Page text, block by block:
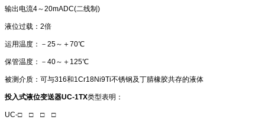
输出电流4～20mADC(二线制)
液位过载：2倍
运用温度：－25～＋70℃
保管温度：－40～＋125℃
被测介质：可与316和1Cr18Ni9Ti不锈钢及丁腈橡胶共存的液体
投入式液位变送器UC-1TX类型表明：
UC-□ □ □ □